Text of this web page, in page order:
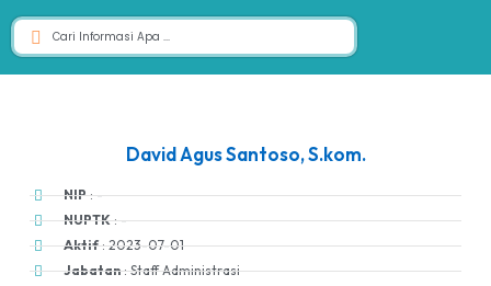
David Agus Santoso, S.kom.
NIP: -
NUPTK: -
Aktif: 2023-07-01
Jabatan: Staff Administrasi